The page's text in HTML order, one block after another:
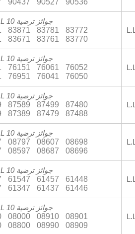
90536
90527
90437
جوائز ترضية 10 L.L.
83772
83781
83871
83770
83761
83671
جوائز ترضية 10 L.L.
76052
76061
76151
76050
76041
76951
جوائز ترضية 10 L.L.
87480
87499
87589
87488
87479
87389
جوائز ترضية 10 L.L.
08698
08607
08797
08696
08687
08597
جوائز ترضية 10 L.L.
61448
61457
61547
61446
61437
61347
جوائز ترضية 10 L.L.
08901
08910
08000
08909
08990
08800